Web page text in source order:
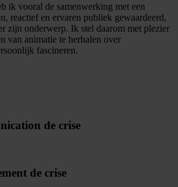
ik vooral de samenwerking met een
reactief en ervaren publiek gewaardeerd,
zijn onderwerp. Ik stel daarom met plezier
van animatie te herhalen over
fascineren.
de crise
de crise